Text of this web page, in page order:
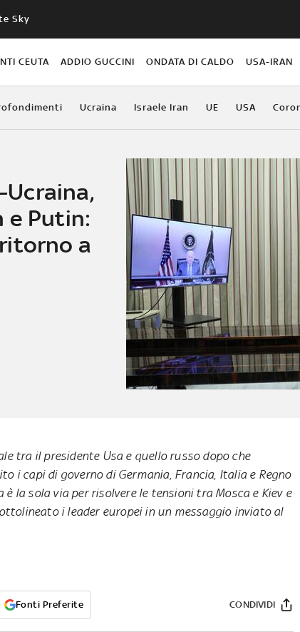
Sky
CEUTA ADDIO GUCCINI ONDATA DI CALDO USA-IRAN
Ucraina Israele Iran UE USA
Ucraina,
e Putin:
a
tra il presidente Usa e quello russo dopo che
i capi di governo di Germania, Francia, Italia e Regno
è la sola via per risolvere le tensioni tra Mosca e Kiev e
i leader europei in un messaggio inviato al
Fonti Preferite CONDIVIDI